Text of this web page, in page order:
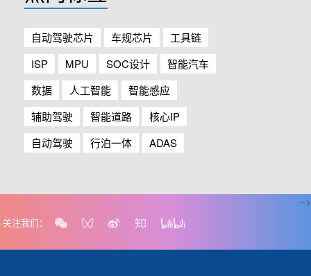
自动驾驶芯片 车规芯片
工具链
ISP
MPU SOC设计
智能汽车
数据
人工智能
智能感应
辅助驾驶
智能道路
核心IP
自动驾驶
行泊一体 ADAS
关注我们：
-->